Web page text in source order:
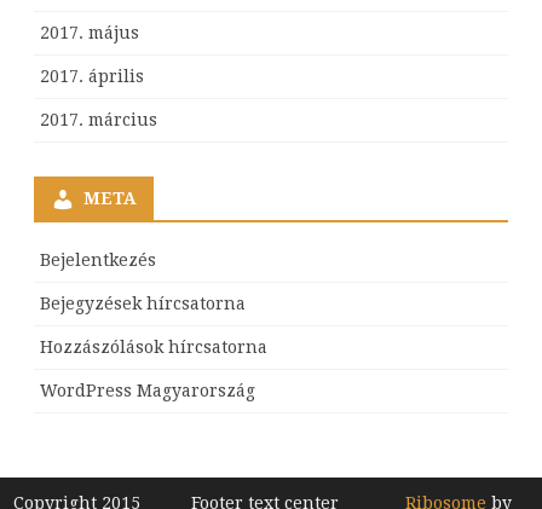
2017. május
2017. április
2017. március
META
Bejelentkezés
Bejegyzések hírcsatorna
Hozzászólások hírcsatorna
WordPress Magyarország
Copyright 2015 Footer text center Ribosome by